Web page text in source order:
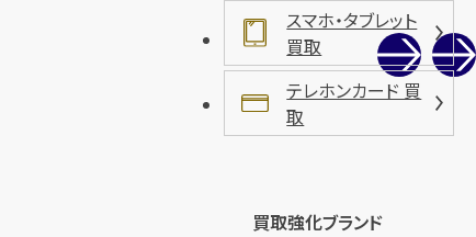
スマホ・タブレット
買取
テレホンカード 買
取
買取強化ブランド